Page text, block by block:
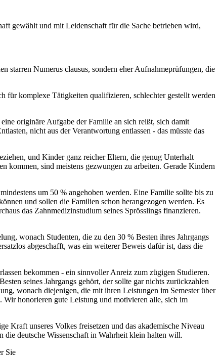
gewählt und mit Leidenschaft für die Sache betrieben wird,
starren Numerus clausus, sondern eher Aufnahmeprüfungen, die
für komplexe Tätigkeiten qualifizieren, schlechter gestellt werden
originäre Aufgabe der Familie an sich reißt, sich damit
nicht aus der Verantwortung entlassen - das müsste das
und Kinder ganz reicher Eltern, die genug Unterhalt
kommen, sind meistens gezwungen zu arbeiten. Gerade Kindern
um 50 % angehoben werden. Eine Familie sollte bis zu
und sollen die Familien schon herangezogen werden. Es
das Zahnmedizinstudium seines Sprösslings finanzieren.
wonach Studenten, die zu den 30 % Besten ihres Jahrgangs
abgeschafft, was ein weiterer Beweis dafür ist, dass die
bekommen - ein sinnvoller Anreiz zum zügigen Studieren.
seines Jahrgangs gehört, der sollte gar nichts zurückzahlen
wonach diejenigen, die mit ihren Leistungen im Semester über
honorieren gute Leistung und motivieren alle, sich im
Kraft unseres Volkes freisetzen und das akademische Niveau
die deutsche Wissenschaft in Wahrheit klein halten will.
Sie